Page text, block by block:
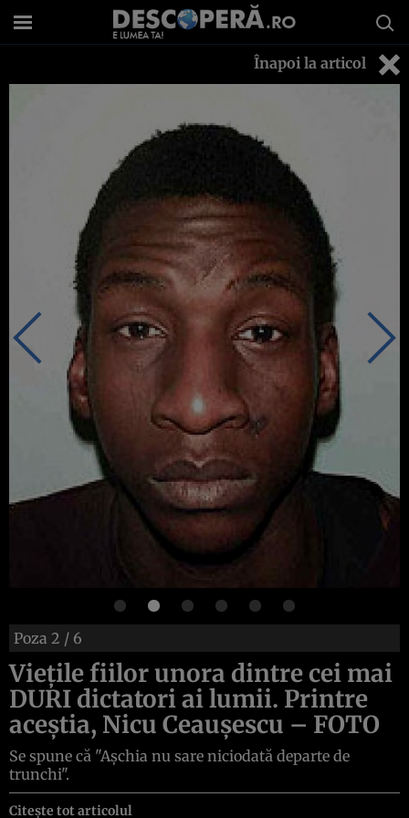
Înapoi la articol
Poza 2 / 6
Vieţile fiilor unora dintre cei mai
DURI dictatori ai lumii. Printre
aceştia, Nicu Ceauşescu – FOTO
Se spune că "Aşchia nu sare niciodată departe de
trunchi".
Citește tot articolul